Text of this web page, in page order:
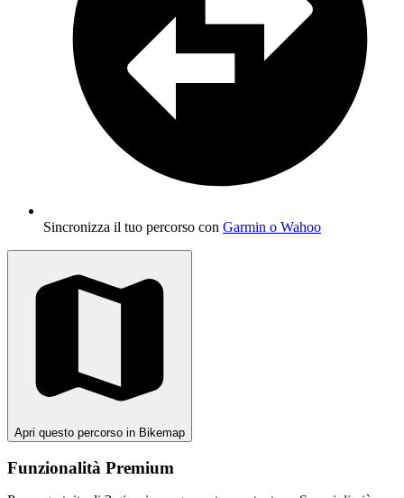
Sincronizza il tuo percorso con Garmin o Wahoo
Apri questo percorso in Bikemap
Funzionalità Premium